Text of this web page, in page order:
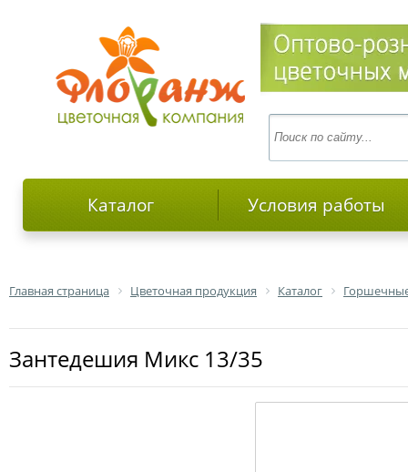
Каталог Условия работы
Главная страница Цветочная продукция Каталог
Зантедешия Микс 13/35